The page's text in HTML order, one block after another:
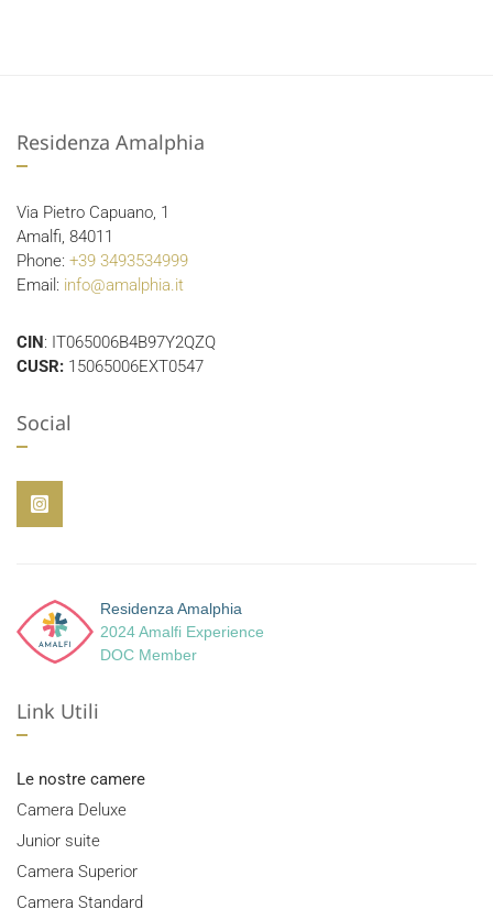
Residenza Amalphia
Via Pietro Capuano, 1
Amalfi, 84011
Phone: +39 3493534999
Email: info@amalphia.it
CIN: IT065006B4B97Y2QZQ
CUSR: 15065006EXT0547
Social
Residenza Amalphia
2024 Amalfi Experience
DOC Member
Link Utili
Le nostre camere
Camera Deluxe
Junior suite
Camera Superior
Camera Standard